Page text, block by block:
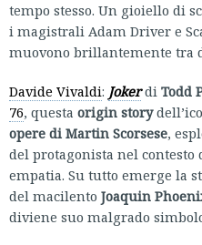
tempo stesso. Un gioiello di
i magistrali Adam Driver e
muovono brillantemente tra
Davide Vivaldi: Jokerdi Todd
76, questa origin story
opere di Martin Scorsese,
del protagonista nel
empatia. Su tutto emerge la
del macilento Joaquin
diviene suo malgrado